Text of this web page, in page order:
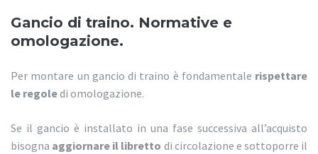
Gancio di traino. Normative e
omologazione.
Per montare un gancio di traino è fondamentale rispettare
le regoledi omologazione.
Se il gancio è installato in una fase successiva all’acquisto
bisogna aggiornare il libretto di circolazione e sottoporre il